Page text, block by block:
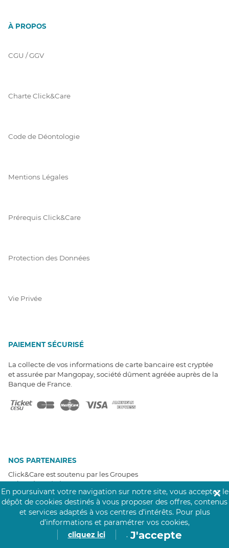
À PROPOS
CGU / GGV
Charte Click&Care
Code de Déontologie
Mentions Légales
Prérequis Click&Care
Protection des Données
Vie Privée
PAIEMENT SÉCURISÉ
La collecte de vos informations de carte bancaire est cryptée
et assurée par Mangopay, société dûment agréée auprès de la
Banque de France.
NOS PARTENAIRES
Click&Care est soutenu par les Groupes
Caisse des Dépôts et MAIF.
En poursuivant votre navigation sur notre site, vous acceptez le
dépôt de cookies destinés à vous proposer des offres, contenus
et services adaptés à vos centres d’intérêts. Pour plus
d’informations et paramétrer vos cookies,
cliquez ici
. J'accepte
✕